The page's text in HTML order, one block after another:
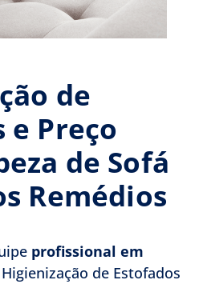
de
e Preço
de Sofá
Remédios
profissional em
de Estofados